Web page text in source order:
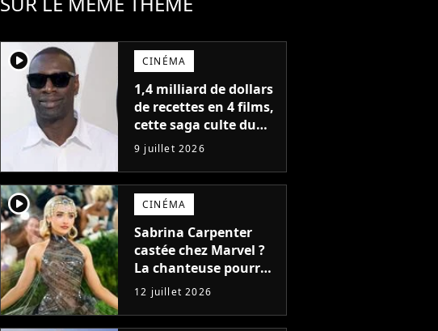
player2 CINÉMA
1,4 milliard de dollars
de recettes en 4 films,
cette saga culte du
cinéma recrute Omar
Sy pour un nouveau
film
9 juillet 2026
player2 CINÉMA
Sabrina Carpenter
castée chez Marvel ?
La chanteuse pourrait
incarner cette super
héroïne déjà vue dans
le pire film X-Men
12 juillet 2026